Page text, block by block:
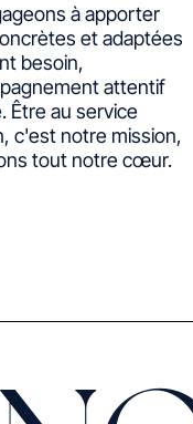
à apporter
et adaptées
besoin,
attentif
Être au service
c'est notre mission,
tout notre cœur.